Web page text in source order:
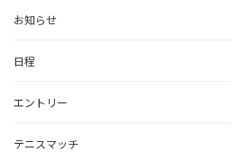
お知らせ
日程
エントリー
テニスマッチ